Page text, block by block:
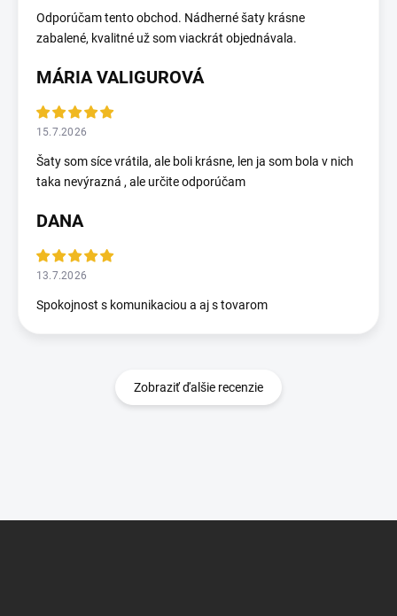
Odporúčam tento obchod. Nádherné šaty krásne
zabalené, kvalitné už som viackrát objednávala.
MÁRIA VALIGUROVÁ
15.7.2026
Šaty som síce vrátila, ale boli krásne, len ja som bola v nich
taka nevýrazná , ale určite odporúčam
DANA
13.7.2026
Spokojnost s komunikaciou a aj s tovarom
Zobraziť ďalšie recenzie